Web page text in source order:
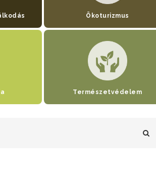
Ökoturizmus
Természetvédelem